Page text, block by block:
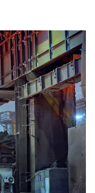
費依《工廠管理輔
清一個常見誤解——
記規模即可直接辦
設立許可；只有飼
業別才需要。文中
一般工廠 150㎡／75
的情形，以及規費之
協助企業快速掌握